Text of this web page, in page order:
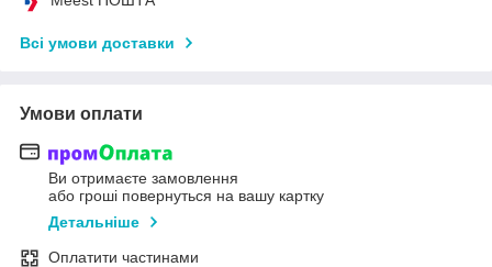
Всі умови доставки
Умови оплати
Ви отримаєте замовлення
або гроші повернуться на вашу картку
Детальніше
Оплатити частинами